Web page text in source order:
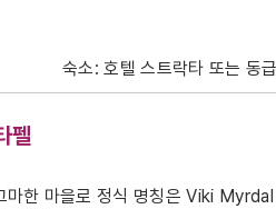
숙소: 호텔 스트락타 또는 동급
펠
한 마을로 정식 명칭은 Viki